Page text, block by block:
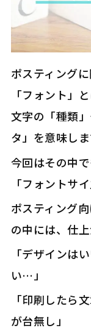
ポスティング
「フォント」
文字の「種類
タ」を意味しま
今回はその中
「フォントサ
ポスティング
の中には、仕
「デザインは
い…」
「印刷したら
が台無し」